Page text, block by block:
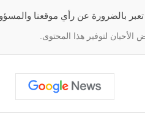
تعبر بالضرورة عن رأي موقعنا
الأحيان لتوفير هذا المحتوى.